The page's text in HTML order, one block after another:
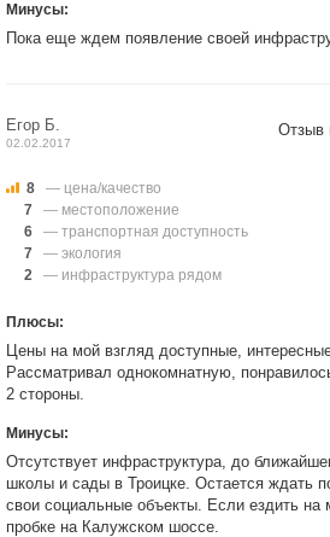
Минусы:
Пока еще ждем появление своей
Егор Б.
02.02.2017
Отзыв
8
— цена/качество
7
— местоположение
6
— транспортная доступность
7
— экология
2
— инфраструктура рядом
Плюсы:
Цены на мой взгляд доступные,
Рассматривал однокомнатную,
2 стороны.
Минусы:
Отсутствует инфраструктура, до
школы и сады в Троицке. Остается ждать
свои социальные объекты. Если ездить на
пробке на Калужском шоссе.